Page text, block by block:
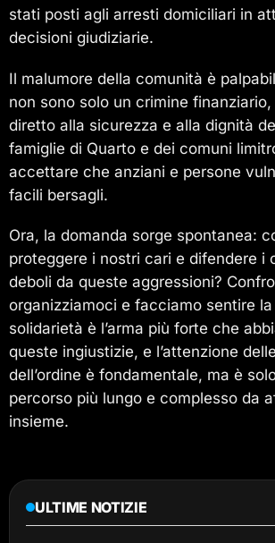
stati posti agli arresti domiciliari in
decisioni giudiziarie.
Il malumore della comunità è
non sono solo un crimine
diretto alla sicurezza e alla dignità
famiglie di Quarto e dei comuni
accettare che anziani e persone
facili bersagli.
Ora, la domanda sorge spontanea:
proteggere i nostri cari e difendere i
deboli da queste aggressioni?
organizziamoci e facciamo sentire
solidarietà è l’arma più forte che
queste ingiustizie, e l’attenzione
dell’ordine è fondamentale, ma è
percorso più lungo e complesso da
insieme.
ULTIME NOTIZIE